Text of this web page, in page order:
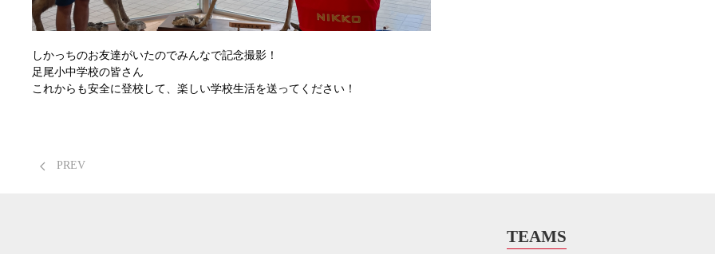
しかっちのお友達がいたのでみんなで記念撮影！
足尾小中学校の皆さん
これからも安全に登校して、楽しい学校生活を送ってください！
PREV
TEAMS